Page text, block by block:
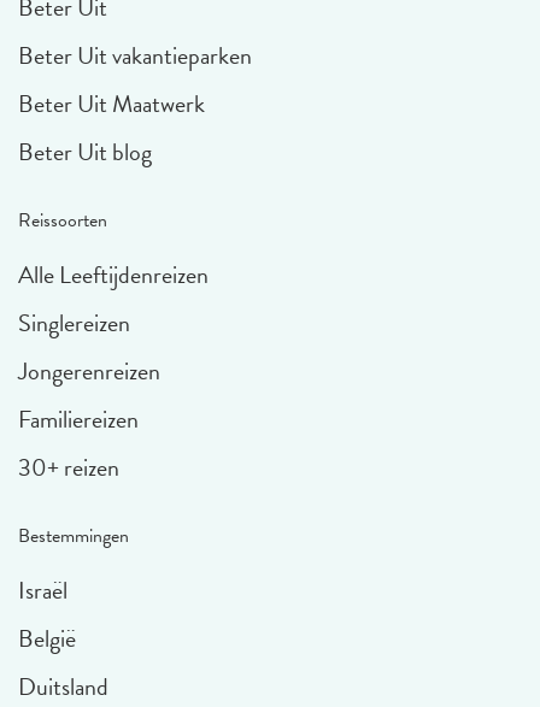
Beter Uit
Beter Uit vakantieparken
Beter Uit Maatwerk
Beter Uit blog
Reissoorten
Alle Leeftijdenreizen
Singlereizen
Jongerenreizen
Familiereizen
30+ reizen
Bestemmingen
Israël
België
Duitsland